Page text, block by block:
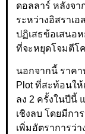
ดอลลาร์ หลังจา
ระหว่างอิสราเ
ปฏิเสธข้อเสนอ
ที่จะหยุดโจมตีโ
นอกจากนี้ ราคา
Plot ที่สะท้อนใ
ลง 2 ครั้งในปีนี้
เชิงลบ โดยมีกา
เพิ่มอัตราการว่